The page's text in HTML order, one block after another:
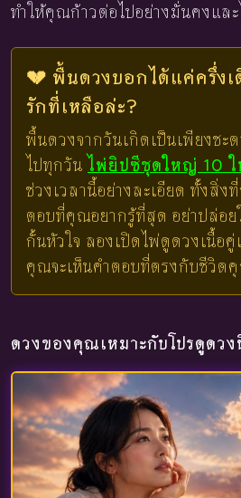
ทำให้คุณก้าวต่อไปอย่างมั่นคงและ
💔 พื้นดวงบอกได้แค่ครึ่งเ
รักที่เหลือล่ะ?
พื้นดวงจากวันเกิดเป็นเพียงชะ
ไปทุกวัน ไพ่ยิปซีชุดใหญ่ 10 ใ
ช่วงเวลานี้อย่างละเอียด ทั้งสิ่ง
ตอบที่คุณอยากรู้ที่สุด อย่าปล่อย
กั้นหัวใจ ลองเปิดไพ่ดูดวงเนื้อ
คุณจะเห็นคำตอบที่ตรงกับชีวิต
ดวงของคุณเหมาะกับโปรดูดวง